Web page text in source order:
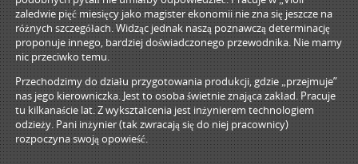
zaledwie pięć miesięcy jako magister ekonomii nie zna się jeszcze na
różnych szczegółach. Widząc jednak naszą poznawczą determinację
proponuje innego, bardziej doświadczonego przewodnika. Nie mamy
nic przeciwko temu.
Przechodzimy do działu przygotowania produkcji, gdzie „przejmuje”
nas jego kierowniczka. Jest to osoba świetnie znająca zakład. Pracuje
tu kilkanaście lat. Z wykształcenia jest inżynierem technologiem
odzieży. Pani inżynier (tak zwracają się do niej pracownicy)
rozpoczyna swoją opowieść.